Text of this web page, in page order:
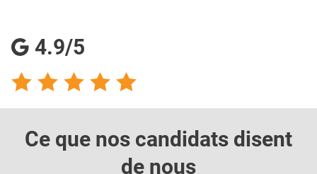
4.9/5
Ce que nos candidats disent
de nous